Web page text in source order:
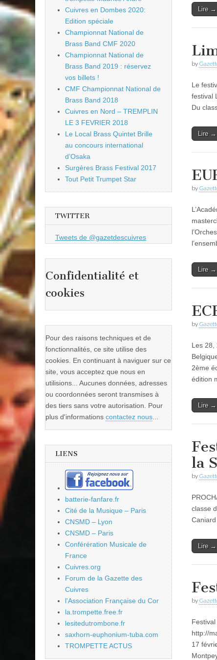
Lire →
by
Le
festival
Du
Lire →
by
Lire →
by
Les 28,
2ème
édition
Lire →
la
by
classe
Lire →
by
http://
17
Cuivres en Dombes 2020:
Edition spéciale
Championnat National de
Brass Band CMF 2020
Championnat National de
Brass Band 2019 : réservez
vos billets !
CMF Championnat National de
Brass Band 2018
Cuivres en Nord – TREMPLIN
LE 3 FEVRIER 2018
Le Local Brass Quintet Brille
au concours international
d’Osaka
Surgères Brass Festival 2017
Tout Petit Trumpet Star
TWITTER
Tweets de @gazetdescuivres
Confidentialité et
cookies
Pour des raisons techniques et de
fonctionnalités, ce site utilise des
cookies. En continuant à naviguer sur ce
site, vous acceptez que nous en
utilisions... Aucunes données, adresses
ou coordonnées seront transmises à
des tiers sans votre autorisation. Pour
plus d'informations contactez nous...
LIENS
batterie-fanfare.fr
Cité de la Musique – Paris
CNSMD – Lyon
CNSMD – Paris
Conférération Musicale de
France
Cuivres.org
Forum de la Gazette des
Cuivres
l'Association Française du Cor
la.trompette.free.fr
lesitedutrombone.fr
saxhorn-euphonium-tuba.com
TROMPETTE ACTUS